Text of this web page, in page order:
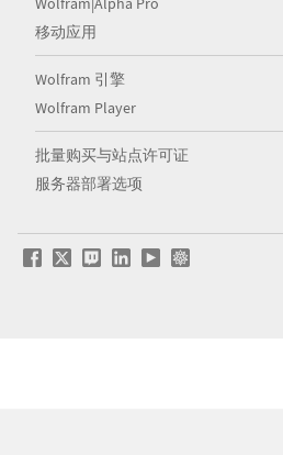
移动应用
Wolfram 引擎
Wolfram Player
批量购买与站点许可证
服务器部署选项